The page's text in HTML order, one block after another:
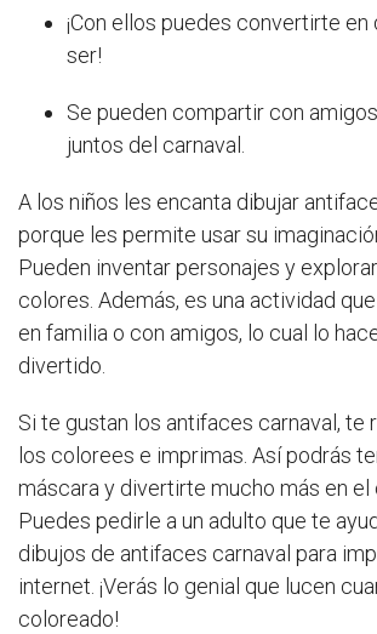
¡Con ellos puedes convertirte en
ser!
Se pueden compartir con
juntos del carnaval.
A los niños les encanta dibujar
porque les permite usar su
Pueden inventar personajes y
colores. Además, es una actividad
en familia o con amigos, lo cual lo
divertido.
Si te gustan los antifaces carnaval, te
los colorees e imprimas. Así podrás
máscara y divertirte mucho más en el
Puedes pedirle a un adulto que te
dibujos de antifaces carnaval para
internet. ¡Verás lo genial que lucen
coloreado!